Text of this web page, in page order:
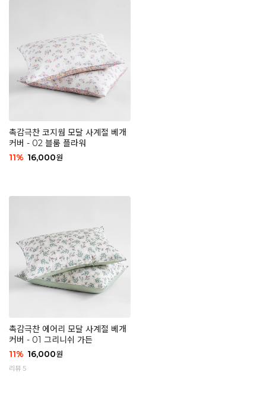
촉감극찬 코지웜 모달 사계절 베개
커버 - 02 블룸 플라워
11% 16,000원
촉감극찬 에어리 모달 사계절 베개
커버 - 01 그리니쉬 가든
11% 16,000원
리뷰 5